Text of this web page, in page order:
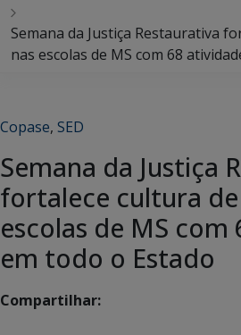
Semana da Justiça Restaurativa
nas escolas de MS com 68
Copase, SED
Semana da Justiça
fortalece cultura de
escolas de MS com
em todo o Estado
Compartilhar: